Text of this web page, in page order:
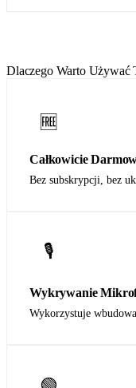
Dlaczego Warto Używać
🆓
Całkowicie
Bez subskrypcji, bez
🎙️
Wykrywanie
Wykorzystuje